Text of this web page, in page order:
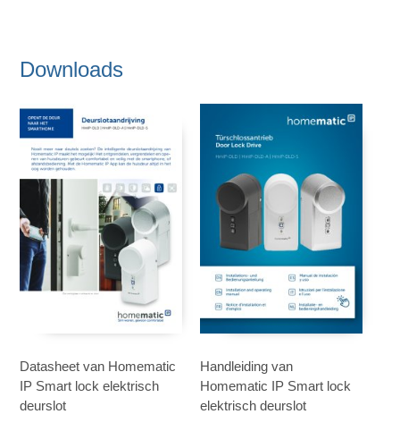
Downloads
Datasheet van Homematic
IP Smart lock elektrisch
deurslot
Handleiding van
Homematic IP Smart lock
elektrisch deurslot